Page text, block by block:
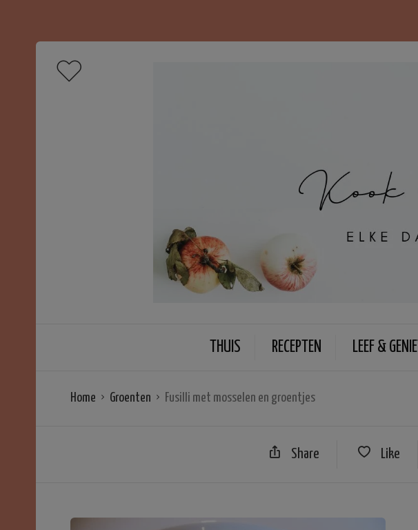
THUIS RECEPTEN LEEF & GENIET
Home Groenten Fusilli met mosselen en groentjes
Share Like